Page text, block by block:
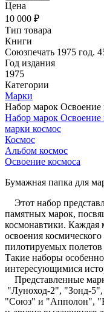
Цена
10 000 ₽
Тип товара
Книги
Союзпечать 1975 год.
Год издания
1975
Категории
Марки
Набор марок Освоение
Набор марок Освоение
марки космос
Космос
Альбом космос
Освоение космоса
Бумажная папка для
Этот набор
памятных марок,
космонавтики. Каждая
освоения
пилотируемых
Такие наборы
интересующимися
Представленные
"Луноход-2", "Зонд-5",
"Союз" и "Апполон",